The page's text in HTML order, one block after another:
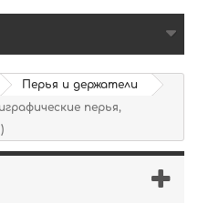
Перья и держатели
перья,